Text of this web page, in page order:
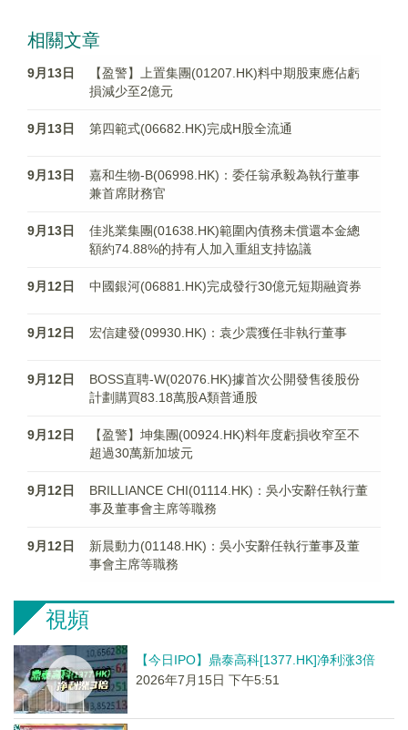
相關文章
9月13日
【盈警】上置集團(01207.HK)料中期股東應佔虧
損減少至2億元
9月13日 第四範式(06682.HK)完成H股全流通
9月13日
嘉和生物-B(06998.HK)：委任翁承毅為執行董事
兼首席財務官
9月13日
佳兆業集團(01638.HK)範圍內債務未償還本金總
額約74.88%的持有人加入重組支持協議
9月12日 中國銀河(06881.HK)完成發行30億元短期融資券
9月12日 宏信建發(09930.HK)：袁少震獲任非執行董事
9月12日
BOSS直聘-W(02076.HK)據首次公開發售後股份
計劃購買83.18萬股A類普通股
9月12日
【盈警】坤集團(00924.HK)料年度虧損收窄至不
超過30萬新加坡元
9月12日
BRILLIANCE CHI(01114.HK)：吳小安辭任執行董
事及董事會主席等職務
9月12日
新晨動力(01148.HK)：吳小安辭任執行董事及董
事會主席等職務
視頻
【今日IPO】鼎泰高科[1377.HK]净利涨3倍
2026年7月15日 下午5:51